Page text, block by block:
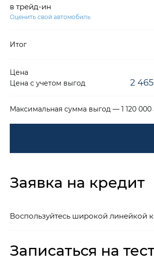
в трейд-ин
Оценить свой автомобиль
Итог
Цена
Цена с учетом выгод
2
Максимальная сумма выгод — 1 120 000
Заявка на кредит
Воспользуйтесь широкой линейкой
Записаться на